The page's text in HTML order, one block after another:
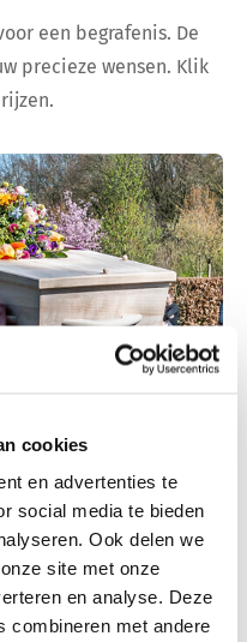
cookies
en advertenties te
social media te bieden
Ook delen we
site met onze
en analyse. Deze
combineren met andere
een begrafenis. De
precieze wensen. Klik